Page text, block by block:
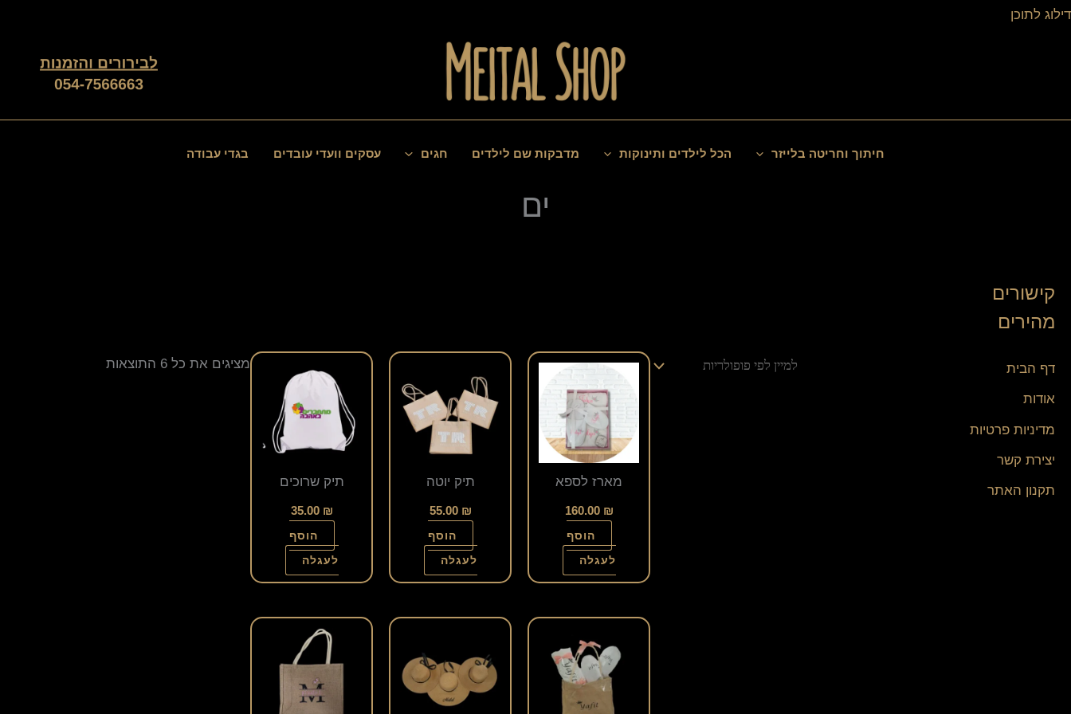
דילוג לתוכן
דילוג
חיתוך וחריטה בלייזר הכל לילדים ותינוקות מדבקות שם לילדים חגים עסקים וועדי עובדים בגדי עבודה
ים
קישורים
מהירים
דף הבית
אודות
מדיניות פרטיות
יצירת קשר
תקנון האתר
מציגים את כל ⁦6⁩ התוצאות
לפי
פופולריות
מארז לספא
160.00 ₪
הוסף
לעגלה
תיק יוטה
55.00 ₪
הוסף
לעגלה
תיק שרוכים
35.00 ₪
הוסף
לעגלה